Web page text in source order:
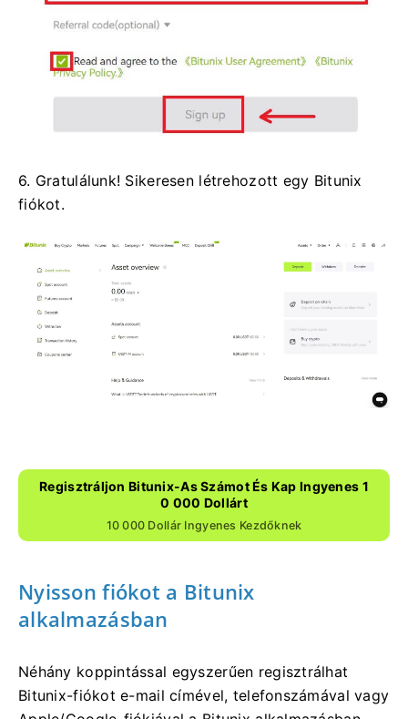
6. Gratulálunk! Sikeresen létrehozott egy Bitunix
fiókot.
Regisztráljon Bitunix-As Számot És Kap Ingyenes 1
0 000 Dollárt
10 000 Dollár Ingyenes Kezdőknek
Nyisson fiókot a Bitunix
alkalmazásban
Néhány koppintással egyszerűen regisztrálhat
Bitunix-fiókot e-mail címével, telefonszámával vagy